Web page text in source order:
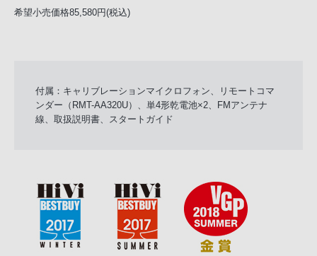
希望小売価格85,580円(税込)
付属：キャリブレーションマイクロフォン、リモートコマ
ンダー（RMT-AA320U）、単4形乾電池×2、FMアンテナ
線、取扱説明書、スタートガイド